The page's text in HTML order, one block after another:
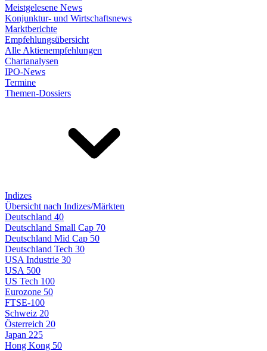
Meistgelesene News
Konjunktur- und Wirtschaftsnews
Marktberichte
Empfehlungsübersicht
Alle Aktienempfehlungen
Chartanalysen
IPO-News
Termine
Themen-Dossiers
Indizes
Übersicht nach Indizes/Märkten
Deutschland 40
Deutschland Small Cap 70
Deutschland Mid Cap 50
Deutschland Tech 30
USA Industrie 30
USA 500
US Tech 100
Eurozone 50
FTSE-100
Schweiz 20
Österreich 20
Japan 225
Hong Kong 50